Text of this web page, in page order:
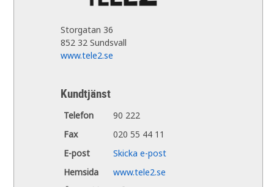
Storgatan 36
852 32 Sundsvall
www.tele2.se
Kundtjänst
Telefon
90 222
Fax
020 55 44 11
E-post
Skicka e-post
Hemsida
www.tele2.se